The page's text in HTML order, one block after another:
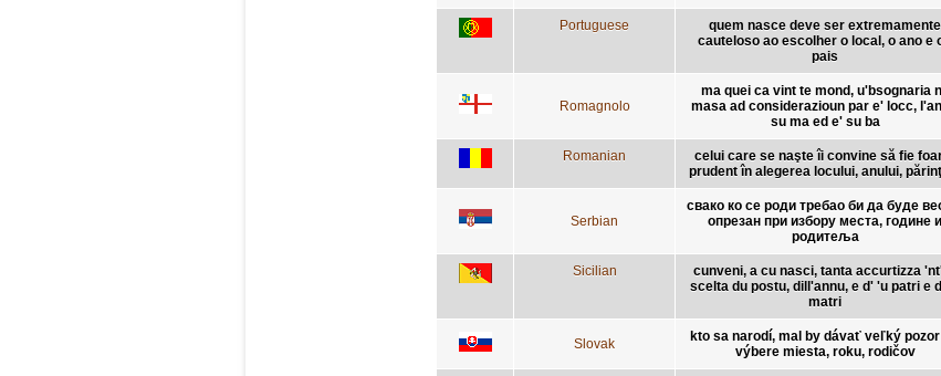
Portuguese
quem nasce deve ser extremamente
cauteloso ao escolher o local, o ano e
pais
Romagnolo
ma quei ca vint te mond, u'bsognaria
masa ad considerazioun par e' locc,
su ma ed e' su ba
Romanian
celui care se naşte îi convine să fie
prudent în alegerea locului, anului,
Serbian
свако ко се роди требао би да буде
опрезан при избору места, године и
родитеља
Sicilian
cunveni, a cu nasci, tanta accurtizza
scelta du postu, dill'annu, e d' 'u patri e
matri
Slovak
kto sa narodí, mal by dávať veľký
výbere miesta, roku, rodičov